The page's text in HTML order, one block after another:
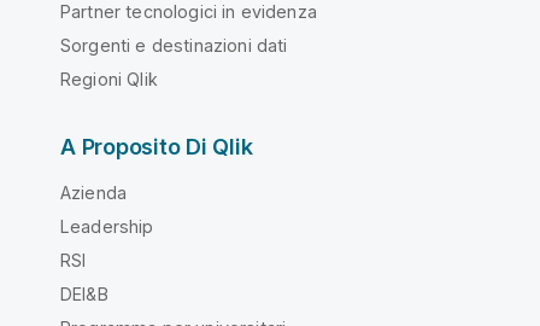
Partner tecnologici in evidenza
Sorgenti e destinazioni dati
Regioni Qlik
A Proposito Di Qlik
Azienda
Leadership
RSI
DEI&B